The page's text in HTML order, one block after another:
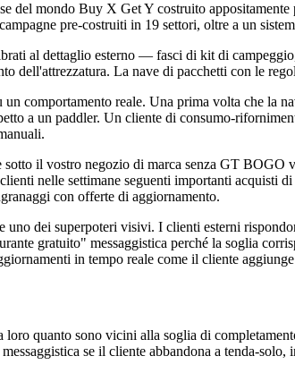
mondo Buy X Get Y costruito
pre-costruiti in 19 settori, oltre a un
al dettaglio esterno — fasci di kit di
dell'attrezzatura. La nave di pacchetti con le
comportamento reale. Una prima volta che la
a un paddler. Un cliente di consumo-
il vostro negozio di marca senza GT
nelle settimane seguenti importanti acquisti
con offerte di aggiornamento.
dei superpoteri visivi. I clienti esterni
gratuito" messaggistica perché la soglia
in tempo reale come il cliente
quanto sono vicini alla soglia di
se il cliente abbandona a tenda-solo,